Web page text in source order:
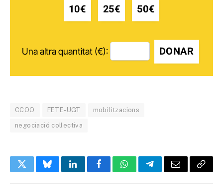
10€ 25€ 50€
Una altra quantitat (€): DONAR
CCOO FETE-UGT mobilitzacions
negociació col·lectiva
TwitterBlueskyLinkedInFacebookWhatsAppTelegramEmail Copy